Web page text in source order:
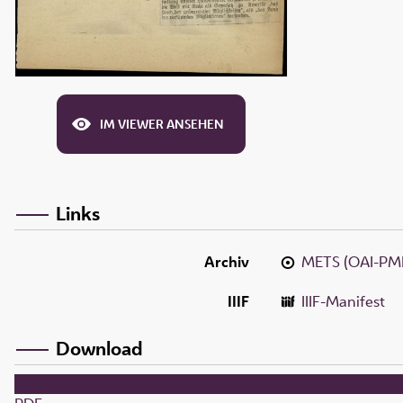
IM VIEWER ANSEHEN
Links
Archiv
METS (OAI-
IIIF
IIIF-Manifest
Download